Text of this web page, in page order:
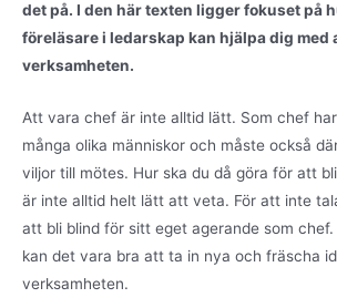
det på. I den här texten ligger fokuset på
föreläsare i ledarskap kan hjälpa dig med
verksamheten.
Att vara chef är inte alltid lätt. Som chef
många olika människor och måste också
viljor till mötes. Hur ska du då göra för att
är inte alltid helt lätt att veta. För att inte
att bli blind för sitt eget agerande som
kan det vara bra att ta in nya och fräscha
verksamheten.